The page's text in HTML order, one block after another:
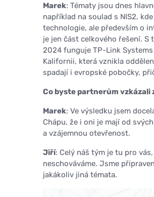
Marek: Tématy jsou dnes
například na soulad s NIS2,
technologie, ale především o
je jen část celkového řešení. S
2024 funguje TP-Link Systems
Kalifornii, která vznikla
spadají i evropské pobočky,
Co byste partnerům vzkázali
Marek: Ve výsledku jsem
Chápu, že i oni je mají od
a vzájemnou otevřenost.
Jiří: Celý náš tým je tu pro
neschováváme. Jsme
jakákoliv jiná témata.